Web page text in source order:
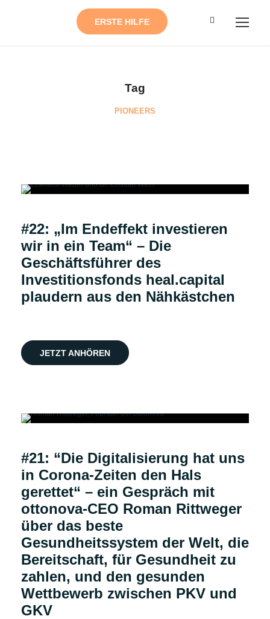
ERSTE HILFE
Tag
PIONEERS
#22: „Im Endeffekt investieren
wir in ein Team“ – Die
Geschäftsführer des
Investitionsfonds heal.capital
plaudern aus den Nähkästchen
JETZT ANHÖREN
#21: “Die Digitalisierung hat uns
in Corona-Zeiten den Hals
gerettet“ – ein Gespräch mit
ottonova-CEO Roman Rittweger
über das beste
Gesundheitssystem der Welt, die
Bereitschaft, für Gesundheit zu
zahlen, und den gesunden
Wettbewerb zwischen PKV und
GKV